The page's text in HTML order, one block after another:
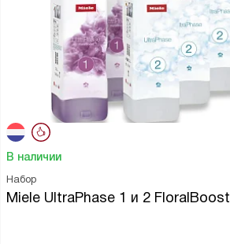
В наличии
Набор
Miele UltraPhase 1 и 2 FloralBoost